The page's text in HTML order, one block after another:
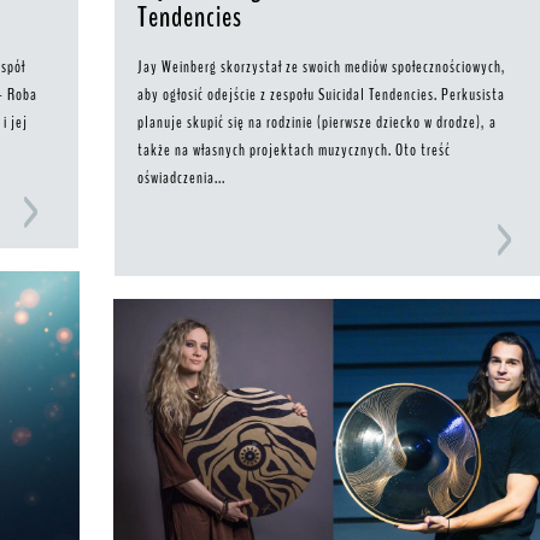
Roba
i jej
Tendencies
Jay Weinberg skorzystał ze swoich mediów społecznościowych,
aby ogłosić odejście z zespołu Suicidal Tendencies. Perkusista
planuje skupić się na rodzinie (pierwsze dziecko w drodze), a
także na własnych projektach muzycznych. Oto treść
oświadczenia...